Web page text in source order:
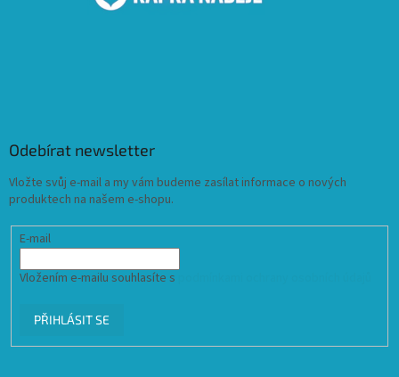
Odebírat newsletter
Vložte svůj e-mail a my vám budeme zasílat informace o nových
produktech na našem e-shopu.
E-mail
Vložením e-mailu souhlasíte s
PŘIHLÁSIT SE